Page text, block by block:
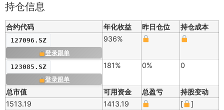
持仓信息
合约代码 年化收益 昨日仓位 持仓成本
127096.SZ
登录跟单
936%
123085.SZ
登录跟单
181% 0% 0
总市值 可用资金 总盈亏
持股变动
1513.19
1413.19 [ ]